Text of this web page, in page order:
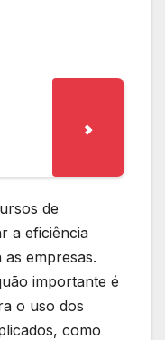
de
a eficiência
empresas.
importante é
o uso dos
como